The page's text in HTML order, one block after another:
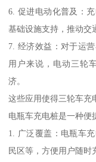
6. 促进电动化普及：
基础设施支持，推动交
7. 经济效益：对于运
用户来说，电动三轮
济。
这些应用使得三轮车充
电瓶车充电桩是一种便
1. 广泛覆盖：电瓶车
民区等，方便用户随时